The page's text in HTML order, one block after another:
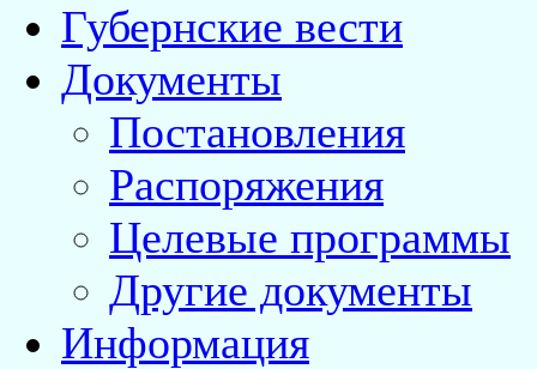
Губернские вести
Документы
Постановления
Распоряжения
Целевые программы
Другие документы
Информация